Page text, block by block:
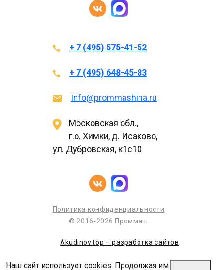
+ 7 (495) 575-41-52
+ 7 (495) 648-45-83
Info@prommashina.ru
Московская обл.,
г.о. Химки, д. Исаково,
ул. Дубровская, к1с10
Политика конфиденциальности
© 2016-2026 Проммаш
Akudinov.top – разработка сайтов
Наш сайт использует cookies. Продолжая им